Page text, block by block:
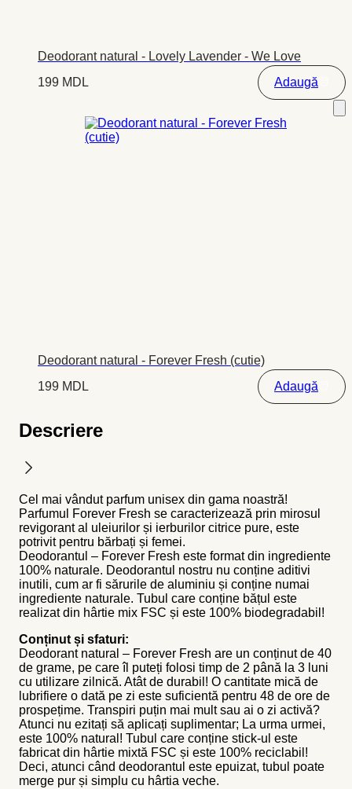
Deodorant natural - Lovely Lavender - We Love
199 MDL Adaugă
Deodorant natural - Forever Fresh (cutie)
199 MDL Adaugă
Descriere
Cel mai vândut parfum unisex din gama noastră!
Parfumul Forever Fresh se caracterizează prin mirosul
revigorant al uleiurilor și ierburilor citrice pure, este
potrivit pentru bărbați și femei.
Deodorantul – Forever Fresh este format din ingrediente
100% naturale. Deodorantul nostru nu conține aditivi
inutili, cum ar fi sărurile de aluminiu și conține numai
ingrediente naturale. Tubul care conține bățul este
realizat din hârtie mix FSC și este 100% biodegradabil!
Conținut și sfaturi:
Deodorant natural – Forever Fresh are un conținut de 40
de grame, pe care îl puteți folosi timp de 2 până la 3 luni
cu utilizare zilnică. Atât de durabil! O cantitate mică de
lubrifiere o dată pe zi este suficientă pentru 48 de ore de
prospețime. Transpiri puțin mai mult sau ai o zi activă?
Atunci nu ezitați să aplicați suplimentar; La urma urmei,
este 100% natural! Tubul care conține stick-ul este
fabricat din hârtie mixtă FSC și este 100% reciclabil!
Deci, atunci când deodorantul este epuizat, tubul poate
merge pur și simplu cu hârtia veche.